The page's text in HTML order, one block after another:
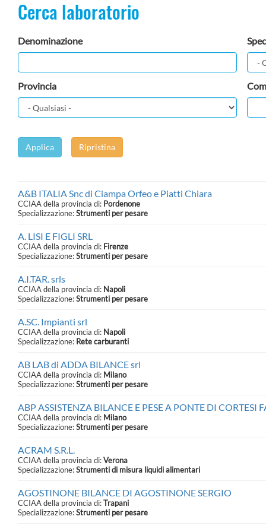
Cerca laboratorio
Denominazione
Provincia
Applica Ripristina
A&B ITALIA Snc di Ciampa Orfeo e Piatti Chiara
CCIAA della provincia di: Pordenone
Specializzazione:Strumenti per pesare
A. LISI E FIGLI SRL
CCIAA della provincia di: Firenze
Specializzazione:Strumenti per pesare
A.I.TAR. srls
CCIAA della provincia di: Napoli
Specializzazione:Strumenti per pesare
A.SC. Impianti srl
CCIAA della provincia di: Napoli
Specializzazione: Rete carburanti
AB LAB di ADDA BILANCE srl
CCIAA della provincia di: Milano
Specializzazione:Strumenti per pesare
ABP ASSISTENZA BILANCE E PESE A PONTE DI CORTESI
CCIAA della provincia di: Milano
Specializzazione:Strumenti per pesare
ACRAM S.R.L.
CCIAA della provincia di:Verona
Specializzazione:Strumenti di misura liquidi alimentari
AGOSTINONE BILANCE DI AGOSTINONE SERGIO
CCIAA della provincia di:Trapani
Specializzazione:Strumenti per pesare